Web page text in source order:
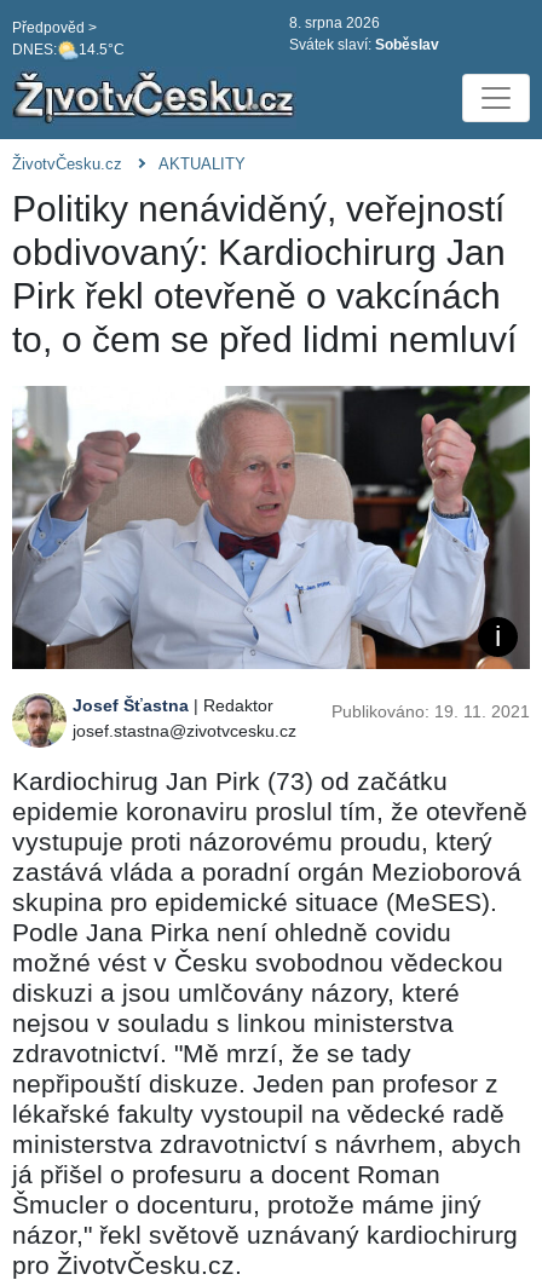
DNES: 14.5°C
Předpověd >
8. srpna 2026
Svátek slaví: Soběslav
ŽivotvČesku.cz AKTUALITY
Politiky nenáviděný, veřejností
obdivovaný: Kardiochirurg Jan
Pirk řekl otevřeně o vakcínách
to, o čem se před lidmi nemluví
Josef Šťastna | Redaktor
josef.stastna@zivotvcesku.cz
Publikováno: 19. 11. 2021
Kardiochirug Jan Pirk (73) od začátku
epidemie koronaviru proslul tím, že otevřeně
vystupuje proti názorovému proudu, který
zastává vláda a poradní orgán Mezioborová
skupina pro epidemické situace (MeSES).
Podle Jana Pirka není ohledně covidu
možné vést v Česku svobodnou vědeckou
diskuzi a jsou umlčovány názory, které
nejsou v souladu s linkou ministerstva
zdravotnictví. "Mě mrzí, že se tady
nepřipouští diskuze. Jeden pan profesor z
lékařské fakulty vystoupil na vědecké radě
ministerstva zdravotnictví s návrhem, abych
já přišel o profesuru a docent Roman
Šmucler o docenturu, protože máme jiný
názor," řekl světově uznávaný kardiochirurg
pro ŽivotvČesku.cz.